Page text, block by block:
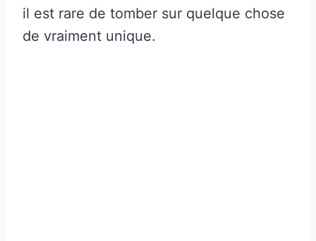
il est rare de tomber sur quelque chose
de vraiment unique.